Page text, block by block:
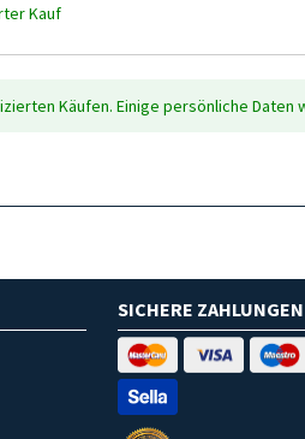
Kauf
Käufen. Einige persönliche
SICHERE ZAHLUNGEN